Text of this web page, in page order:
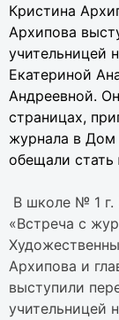
Кристина
Архипова
учительницей
Екатериной
Андреевной.
страницах,
журнала в Дом
обещали
В школе № 1 г.
«Встреча с
Архипова и
выступили
учительницей